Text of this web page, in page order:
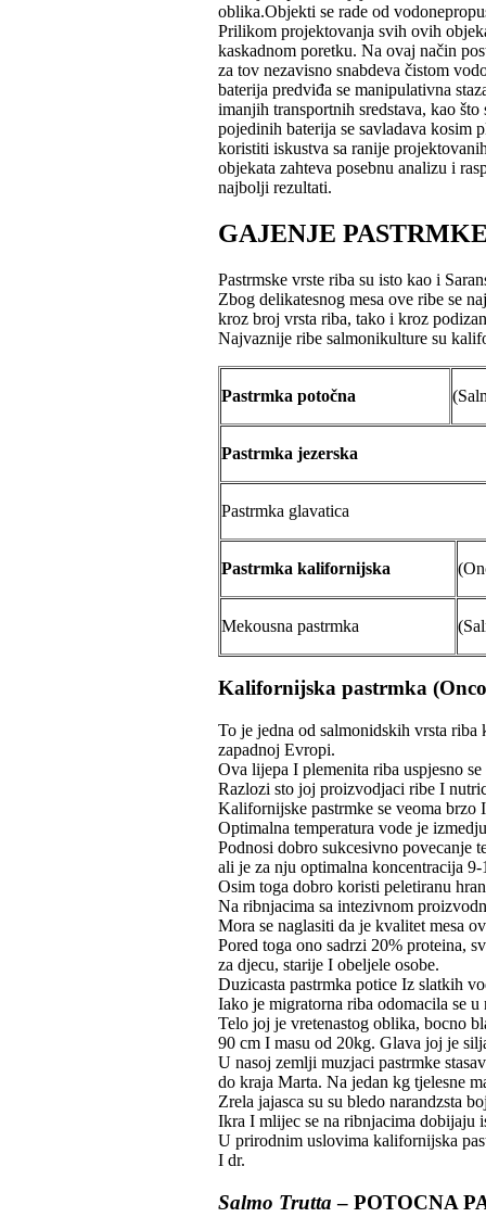
oblika.Objekti se rade od
Prilikom projektovanja svih ovih
kaskadnom poretku. Na ovaj način
za tov nezavisno snabdeva čistom
baterija predviđa se manipulativna
imanjih transportnih sredstava, kao
pojedinih baterija se savladava kosim
koristiti iskustva sa ranije
objekata zahteva posebnu analizu i
najbolji rezultati.
GAJENJE
Pastrmske vrste riba su isto kao i
Zbog delikatesnog mesa ove ribe se
kroz broj vrsta riba, tako i kroz
Najvaznije ribe salmonikulture su
Pastrmka potočna
Pastrmka jezerska
Pastrmka glavatica
Pastrmka kalifornijska
Mekousna pastrmka
Kalifornijska pastrmka (
To je jedna od salmonidskih vrsta riba
zapadnoj Evropi.
Ova lijepa I plemenita riba uspjesno
Razlozi sto joj proizvodjaci ribe I
Kalifornijske pastrmke se veoma brzo
Optimalna temperatura vode je
Podnosi dobro sukcesivno povecanje
ali je za nju optimalna koncentracija 9-
Osim toga dobro koristi peletiranu
Na ribnjacima sa intezivnom
Mora se naglasiti da je kvalitet mesa
Pored toga ono sadrzi 20% proteina,
za djecu, starije I obeljele osobe.
Duzicasta pastrmka potice Iz slatkih
Iako je migratorna riba odomacila se
Telo joj je vretenastog oblika, bocno
90 cm I masu od 20kg. Glava joj je
U nasoj zemlji muzjaci pastrmke
do kraja Marta. Na jedan kg tjelesne
Zrela jajasca su su bledo narandzsta
Ikra I mlijec se na ribnjacima dobijaju
U prirodnim uslovima kalifornijska
I dr.
Salmo Trutta – POTOCNA